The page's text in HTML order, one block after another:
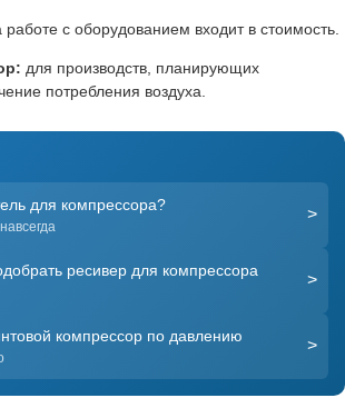
с оборудованием входит в стоимость.
для производств, планирующих
потребления воздуха.
для компрессора?
>
ресивер для компрессора
>
компрессор по давлению
>